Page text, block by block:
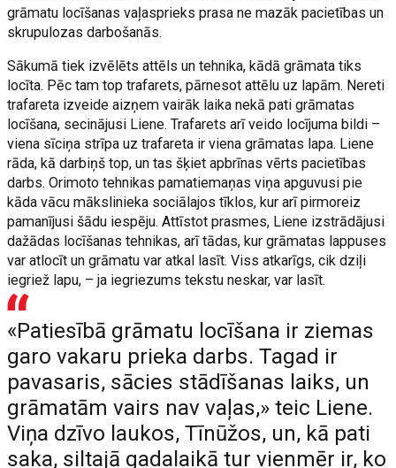
grāmatu locīšanas vaļasprieks prasa ne mazāk pacietības un
skrupulozas darbošanās.
Sākumā tiek izvēlēts attēls un tehnika, kādā grāmata tiks
locīta. Pēc tam top trafarets, pārnesot attēlu uz lapām. Nereti
trafareta izveide aizņem vairāk laika nekā pati grāmatas
locīšana, secinājusi Liene. Trafarets arī veido locījuma bildi –
viena sīciņa strīpa uz trafareta ir viena grāmatas lapa. Liene
rāda, kā darbiņš top, un tas šķiet apbrīnas vērts pacietības
darbs. Orimoto tehnikas pamatiemaņas viņa apguvusi pie
kāda vācu mākslinieka sociālajos tīklos, kur arī pirmoreiz
pamanījusi šādu iespēju. Attīstot prasmes, Liene izstrādājusi
dažādas locīšanas tehnikas, arī tādas, kur grāmatas lappuses
var atlocīt un grāmatu var atkal lasīt. Viss atkarīgs, cik dziļi
iegriež lapu, – ja iegriezums tekstu neskar, var lasīt.
«Patiesībā grāmatu locīšana ir ziemas
garo vakaru prieka darbs. Tagad ir
pavasaris, sācies stādīšanas laiks, un
grāmatām vairs nav vaļas,» teic Liene.
Viņa dzīvo laukos, Tīnūžos, un, kā pati
saka, siltajā gadalaikā tur vienmēr ir, ko